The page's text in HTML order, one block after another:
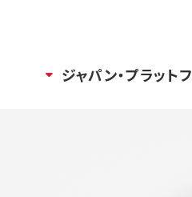
ジャパン・プラット